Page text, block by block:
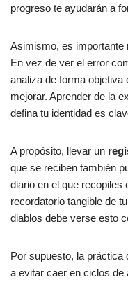
progreso te ayudarán a
Asimismo, es importante
En vez de ver el error
analiza de forma objetiva
mejorar. Aprender de la
defina tu identidad es
A propósito, llevar un
que se reciben también
diario en el que
recordatorio tangible de
diablos debe verse esto
Por supuesto, la práctica
a evitar caer en ciclos